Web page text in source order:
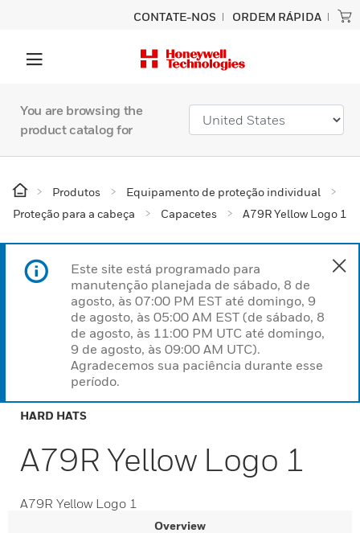
CONTATE-NOS ORDEM RÁPIDA
You are browsing the
product catalog for
Produtos
Equipamento de proteção individual
Proteção para a cabeça
Capacetes A79R Yellow Logo 1
Este site está programado para
manutenção planejada de sábado, 8 de
agosto, às 07:00 PM EST até domingo, 9
de agosto, às 05:00 AM EST (de sábado, 8
de agosto, às 11:00 PM UTC até domingo,
9 de agosto, às 09:00 AM UTC).
Agradecemos sua paciência durante esse
período.
HARD HATS
A79R Yellow Logo 1
A79R Yellow Logo 1
Overview